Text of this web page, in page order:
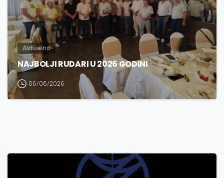
Aktuelno
NAJBOLJI RUDARI U 2026 GODINI
06/08/2026